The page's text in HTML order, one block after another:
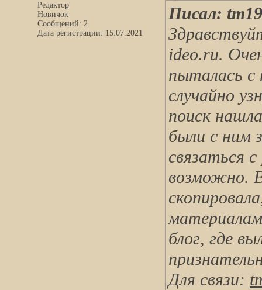
Редактор
Новичок
Сообщений: 2
Дата регистрации: 15.07.2021
Писал:
ideo.ru.
пыталась с
случайно
поиск
были с ним
связаться
возможно.
блог, где
Для связи: